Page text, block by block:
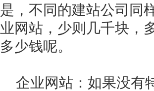
是，不同的建站公司同
业网站，少则几千块，
多少钱呢。
企业网站：如果没有